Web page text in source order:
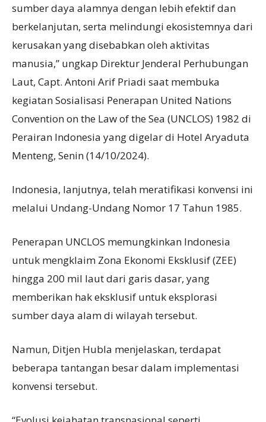
sumber daya alamnya dengan lebih efektif dan
berkelanjutan, serta melindungi ekosistemnya dari
kerusakan yang disebabkan oleh aktivitas
manusia,” ungkap Direktur Jenderal Perhubungan
Laut, Capt. Antoni Arif Priadi saat membuka
kegiatan Sosialisasi Penerapan United Nations
Convention on the Law of the Sea (UNCLOS) 1982 di
Perairan Indonesia yang digelar di Hotel Aryaduta
Menteng, Senin (14/10/2024).
Indonesia, lanjutnya, telah meratifikasi konvensi ini
melalui Undang-Undang Nomor 17 Tahun 1985.
Penerapan UNCLOS memungkinkan Indonesia
untuk mengklaim Zona Ekonomi Eksklusif (ZEE)
hingga 200 mil laut dari garis dasar, yang
memberikan hak eksklusif untuk eksplorasi
sumber daya alam di wilayah tersebut.
Namun, Ditjen Hubla menjelaskan, terdapat
beberapa tantangan besar dalam implementasi
konvensi tersebut.